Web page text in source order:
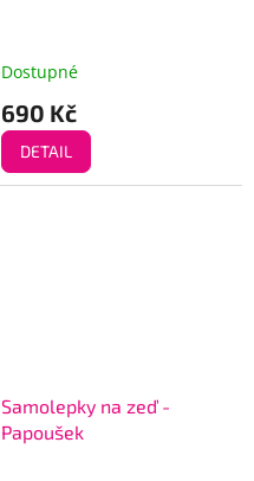
Dostupné
690 Kč
DETAIL
Samolepky na zeď -
Papoušek